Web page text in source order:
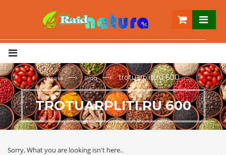
Acasa —› Blog —› trotuarpliti.ru 600
TROTUARPLITI.RU 600
Sorry, What you are looking isn't here..